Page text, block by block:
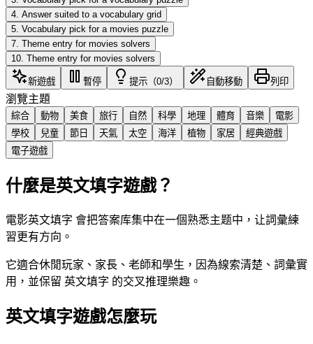
4 Answer suited to a vocabulary grid
5 Vocabulary pick for a movies puzzle
7 Theme entry for movies solvers
10 Theme entry for movies solvers
新遊戲 暫停 提示（0/3） 自動移動 列印
瀏覽主題
綜合 動物 美食 旅行 自然 科學 地理 體育 音樂
電影
學校
兒童 節日 天氣 太空 海洋 植物 家居
經典遊戲
電子遊戲
什麼是英文填字遊戲？
電影英文填字 會把答案库集中在一個熟悉主题中，让詞彙練
習更有方向。
它適合休閒玩家、家長、老師和學生，因為線索清楚、詞彙實
用，並保留 英文填字 的交叉推理樂趣。
英文填字遊戲怎麼玩